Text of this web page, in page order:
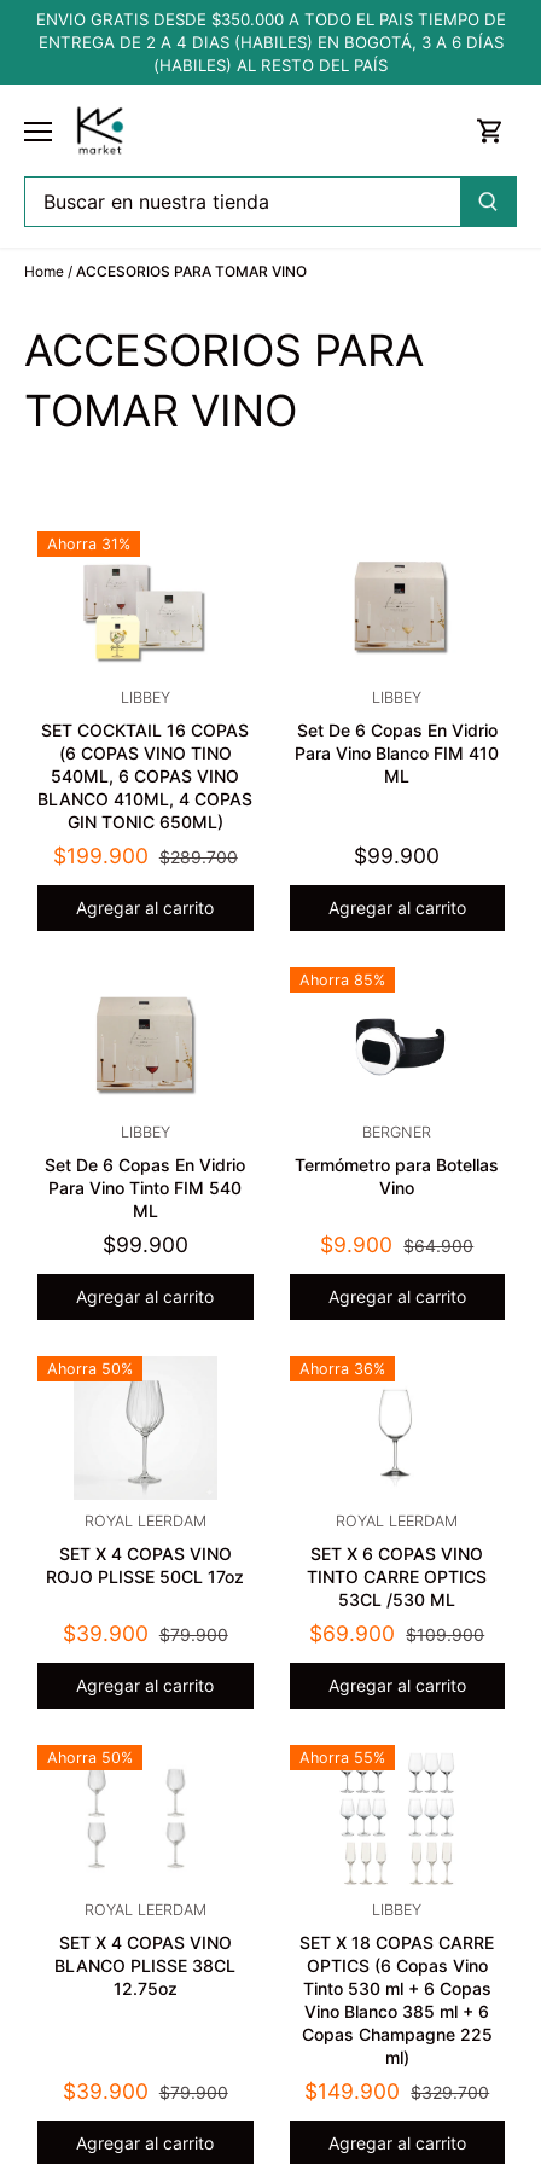
ENVIO GRATIS DESDE $350.000 A TODO EL PAIS TIEMPO DE
ENTREGA DE 2 A 4 DIAS (HABILES) EN BOGOTÁ, 3 A 6 DÍAS
(HABILES) AL RESTO DEL PAÍS
Home / ACCESORIOS PARA TOMAR VINO
ACCESORIOS PARA
TOMAR VINO
Ahorra 31%
LIBBEY
SET COCKTAIL 16 COPAS
(6 COPAS VINO TINO
540ML, 6 COPAS VINO
BLANCO 410ML, 4 COPAS
GIN TONIC 650ML)
$199.900 $289.700
Agregar al carrito
LIBBEY
Set De 6 Copas En Vidrio
Para Vino Blanco FIM 410
ML
$99.900
Agregar al carrito
LIBBEY
Set De 6 Copas En Vidrio
Para Vino Tinto FIM 540
ML
$99.900
Agregar al carrito
Ahorra 85%
BERGNER
Termómetro para Botellas
Vino
$9.900 $64.900
Agregar al carrito
Ahorra 50%
ROYAL LEERDAM
SET X 4 COPAS VINO
ROJO PLISSE 50CL 17oz
$39.900 $79.900
Agregar al carrito
Ahorra 36%
ROYAL LEERDAM
SET X 6 COPAS VINO
TINTO CARRE OPTICS
53CL /530 ML
$69.900 $109.900
Agregar al carrito
Ahorra 50%
ROYAL LEERDAM
SET X 4 COPAS VINO
BLANCO PLISSE 38CL
12.75oz
$39.900 $79.900
Agregar al carrito
Ahorra 55%
LIBBEY
SET X 18 COPAS CARRE
OPTICS (6 Copas Vino
Tinto 530 ml + 6 Copas
Vino Blanco 385 ml + 6
Copas Champagne 225
ml)
$149.900 $329.700
Agregar al carrito